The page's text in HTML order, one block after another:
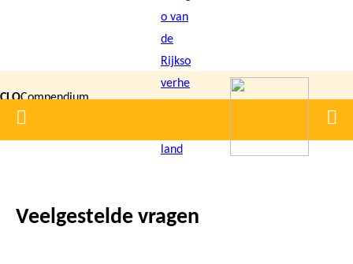
inhoud
gaan
CLOCompendium
voor de
Home
Kruimelpad
Veelgestelde vragen